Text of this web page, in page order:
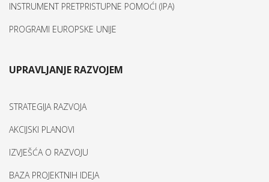
INSTRUMENT PRETPRISTUPNE POMOĆI (IPA)
PROGRAMI EUROPSKE UNIJE
UPRAVLJANJE RAZVOJEM
STRATEGIJA RAZVOJA
AKCIJSKI PLANOVI
IZVJEŠĆA O RAZVOJU
BAZA PROJEKTNIH IDEJA